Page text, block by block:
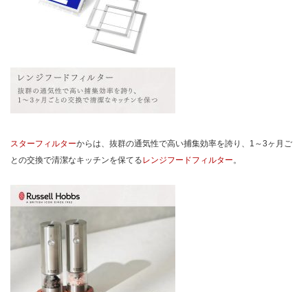
スターフィルターからは、抜群の通気性で高い捕集効率を誇り、1～3ヶ月ご
との交換で清潔なキッチンを保てるレンジフードフィルター。